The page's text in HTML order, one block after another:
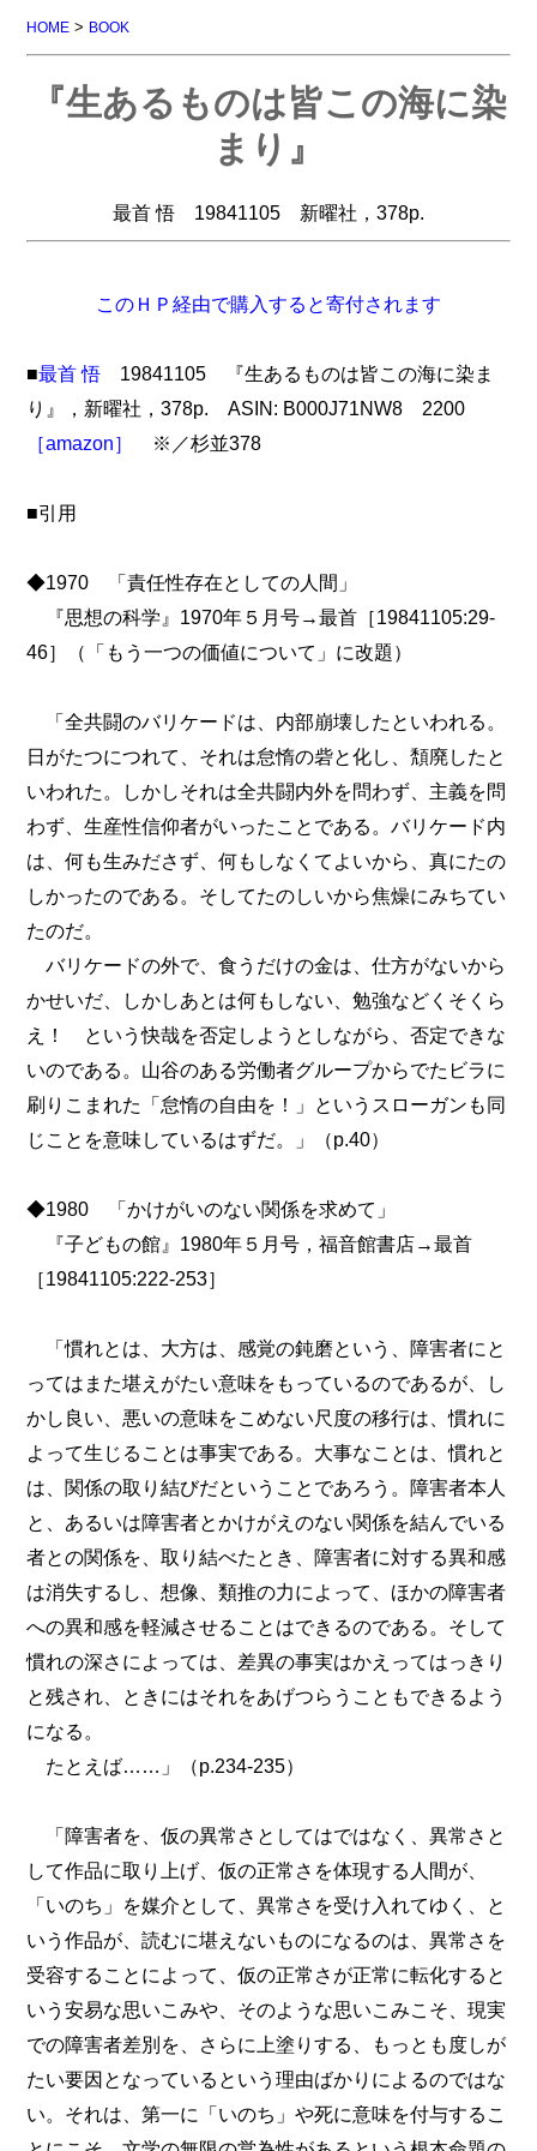
HOME > BOOK
『生あるものは皆この海に染
まり』
最首 悟 19841105 新曜社，378p.
このＨＰ経由で購入すると寄付されます
■最首 悟 19841105 『生あるものは皆この海に染ま
り』，新曜社，378p. ASIN: B000J71NW8 2200
［amazon］
※／杉並378
■引用
◆1970 「責任性存在としての人間」
『思想の科学』1970年５月号→最首［19841105:29-
46］（「もう一つの価値について」に改題）
「全共闘のバリケードは、内部崩壊したといわれる。
日がたつにつれて、それは怠惰の砦と化し、頽廃したと
いわれた。しかしそれは全共闘内外を問わず、主義を問
わず、生産性信仰者がいったことである。バリケード内
は、何も生みださず、何もしなくてよいから、真にたの
しかったのである。そしてたのしいから焦燥にみちてい
たのだ。
バリケードの外で、食うだけの金は、仕方がないから
かせいだ、しかしあとは何もしない、勉強などくそくら
え！ という快哉を否定しようとしながら、否定できな
いのである。山谷のある労働者グループからでたビラに
刷りこまれた「怠惰の自由を！」というスローガンも同
じことを意味しているはずだ。」（p.40）
◆1980 「かけがいのない関係を求めて」
『子どもの館』1980年５月号，福音館書店→最首
［19841105:222-253］
「慣れとは、大方は、感覚の鈍磨という、障害者にと
ってはまた堪えがたい意味をもっているのであるが、し
かし良い、悪いの意味をこめない尺度の移行は、慣れに
よって生じることは事実である。大事なことは、慣れと
は、関係の取り結びだということであろう。障害者本人
と、あるいは障害者とかけがえのない関係を結んでいる
者との関係を、取り結べたとき、障害者に対する異和感
は消失するし、想像、類推の力によって、ほかの障害者
への異和感を軽減させることはできるのである。そして
慣れの深さによっては、差異の事実はかえってはっきり
と残され、ときにはそれをあげつらうこともできるよう
になる。
たとえば……」（p.234-235）
「障害者を、仮の異常さとしてはではなく、異常さと
して作品に取り上げ、仮の正常さを体現する人間が、
「いのち」を媒介として、異常さを受け入れてゆく、と
いう作品が、読むに堪えないものになるのは、異常さを
受容することによって、仮の正常さが正常に転化すると
いう安易な思いこみや、そのような思いこみこそ、現実
での障害者差別を、さらに上塗りする、もっとも度しが
たい要因となっているという理由ばかりによるのではな
い。それは、第一に「いのち」や死に意味を付与するこ